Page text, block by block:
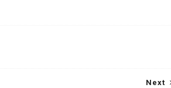
Next